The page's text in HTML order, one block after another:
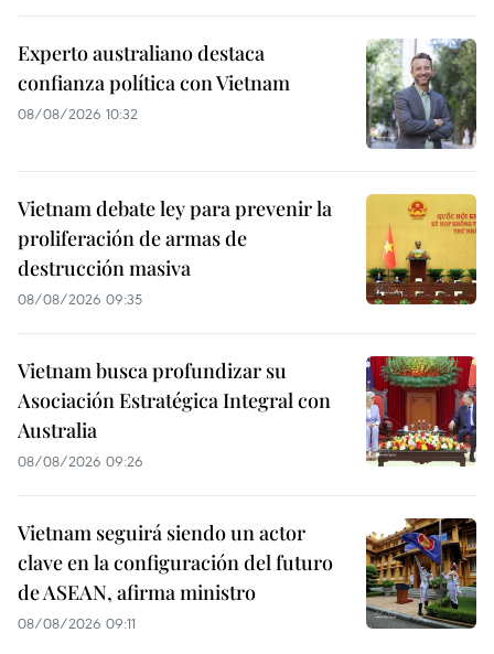
Experto australiano destaca
confianza política con Vietnam
08/08/2026 10:32
Vietnam debate ley para prevenir la
proliferación de armas de
destrucción masiva
08/08/2026 09:35
Vietnam busca profundizar su
Asociación Estratégica Integral con
Australia
08/08/2026 09:26
Vietnam seguirá siendo un actor
clave en la configuración del futuro
de ASEAN, afirma ministro
08/08/2026 09:11